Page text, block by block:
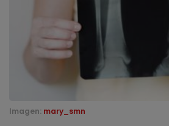
Imagen: mary_smn